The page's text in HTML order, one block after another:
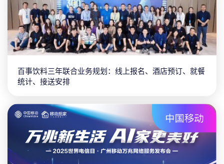
百事饮料三年联合业务规划：线上报名、酒店预订、就餐
统计、接送安排